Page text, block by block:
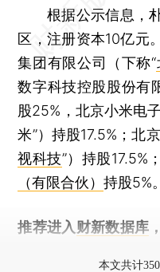
根据公示信息，朴
区，注册资本10亿元
集团有限公司（下称“
数字科技控股股份有
股25%，北京小米电
米”）持股17.5%；北
视科技”）持股17.5%；
（有限合伙）持股5%。
推荐进入 财新数据库
本文共计